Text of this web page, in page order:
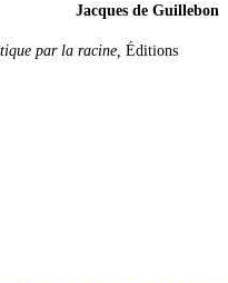
Jacques de Guillebon
par la racine, Éditions